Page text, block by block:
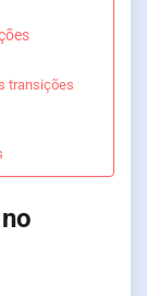
transições